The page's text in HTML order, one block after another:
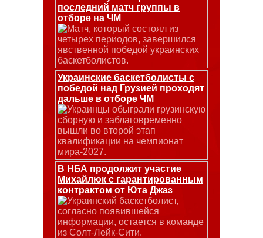
последний матч группы в
отборе на ЧМ
Матч, который состоял из
четырех периодов, завершился
явственной победой украинских
баскетболистов.
Украинские баскетболисты с
победой над Грузией проходят
дальше в отборе ЧМ
Украинцы обыграли грузинскую
сборную и заблаговременно
вышли во второй этап
квалификации на чемпионат
мира-2027.
В НБА продолжит участие
Михайлюк с гарантированным
контрактом от Юта Джаз
Украинский баскетболист,
согласно появившейся
информации, остается в команде
из Солт-Лейк-Сити.